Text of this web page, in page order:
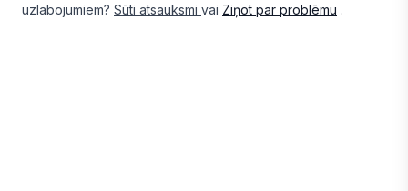
uzlabojumiem? Sūti atsauksmi vai Ziņot par problēmu .